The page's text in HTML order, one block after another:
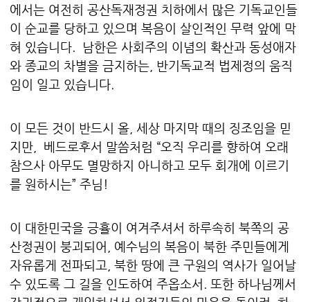
에서는 여전히 공산독재정권 치하에서 많은 기독교인들
이 순교를 당하고 있으며 복음이 살인적인 무력 앞에 막
혀 있습니다. 남한은 사회주의 이념의 확산과 동성애자
와 종교의 차별을 금지하는, 반기독교적 법제정의 움직
임이 일고 있습니다.
이 모든 것이 반드시 올, 세상 마지막 때의 징조임을 믿
지만, 베드로후서 말씀처럼 “오직 우리를 향하여 오래
참으사 아무도 멸망하지 아니하고 모두 회개에 이르기
를 원하시는” 주님!
이 대한민국을 긍휼이 여겨주셔서 하루속히 북쪽의 공
산정권이 붕괴되어, 예수님의 복음이 북한 주민들에게
자유롭게 전파되고, 북한 땅에 큰 구원의 역사가 일어날
수 있도록 그 길을 인도하여 주옵소서. 또한 하나님께서